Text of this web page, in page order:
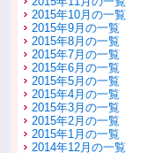
2015年10月の一覧
2015年9月の一覧
2015年8月の一覧
2015年7月の一覧
2015年6月の一覧
2015年5月の一覧
2015年4月の一覧
2015年3月の一覧
2015年2月の一覧
2015年1月の一覧
2014年12月の一覧